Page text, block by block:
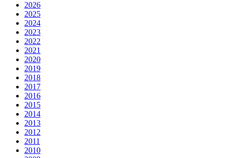
2026
2025
2024
2023
2022
2021
2020
2019
2018
2017
2016
2015
2014
2013
2012
2011
2010